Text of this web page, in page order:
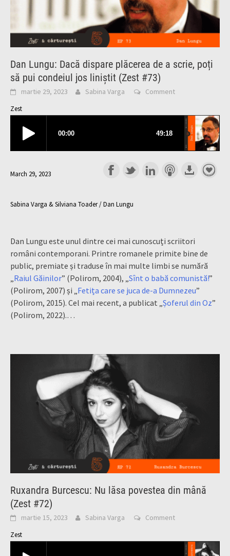
Dan Lungu: Dacă dispare plăcerea de a scrie, poți
să pui condeiul jos liniștit (Zest #73)
martie 29, 2023 Sabina Varga Comment
Zest
March 29, 2023
Sabina Varga & Silviana Toader / Dan Lungu
Dan Lungu este unul dintre cei mai cunoscuți scriitori
români contemporani. Printre romanele primite bine de
public, premiate și traduse în mai multe limbi se numără
„Raiul Găinilor” (Polirom, 2004), „Sînt o babă comunistă!”
(Polirom, 2007) și „Fetița care se juca de-a Dumnezeu”
(Polirom, 2015). Cel mai recent, a publicat „Șoferul din Oz”
(Polirom, 2022).…
Ruxandra Burcescu: Nu lăsa povestea din mână
(Zest #72)
martie 15, 2023 Sabina Varga Comment
Zest